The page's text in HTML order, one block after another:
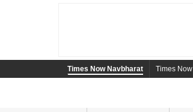
Times Now Navbharat Times Now